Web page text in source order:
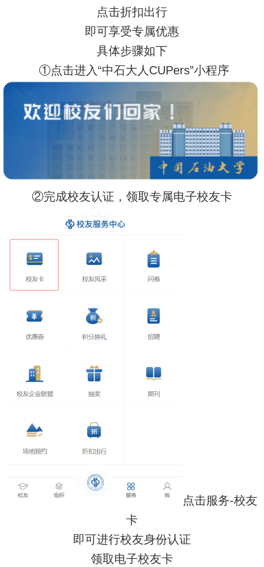
点击折扣出行
即可享受专属优惠
具体步骤如下
①点击进入“中石大人CUPers”小程序
②完成校友认证，领取专属电子校友卡
点击服务-校友
卡
即可进行校友身份认证
领取电子校友卡